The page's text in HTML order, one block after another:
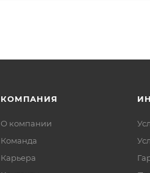
КОМПАНИЯ
О компании
Команда
Карьера